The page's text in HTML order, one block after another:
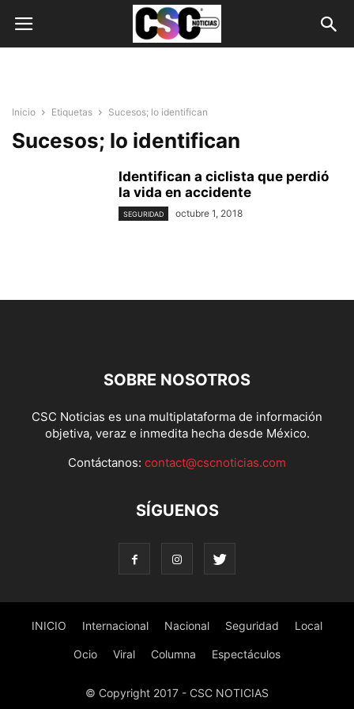
Inicio Etiquetas Sucesos; lo identifican
Sucesos; lo identifican
Identifican a ciclista que perdió
la vida en accidente
SEGURIDAD octubre 1, 2018
SOBRE NOSOTROS
CSC Noticias es una multiplataforma de información
objetiva, veraz e inmedita hecha desde México.
Contáctanos: contact@cscnoticias.com
SÍGUENOS
INICIO Internacional Nacional Seguridad Local
Ocio Viral Columna Espectáculos
© Copyright 2017 - CSC NOTICIAS